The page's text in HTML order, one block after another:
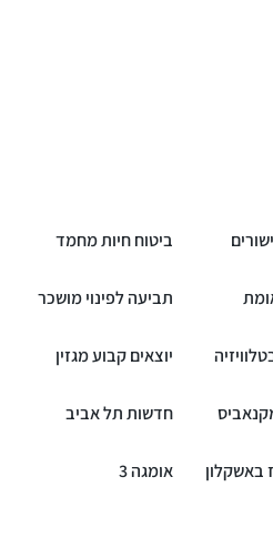
ביטוח חיות מחמד
תביעה לפינוי מושכר
יוצאים קבוע מגזין
חדשות תל אביב
באשקלון אומגה 3